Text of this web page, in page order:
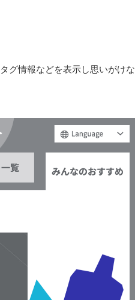
グ情報などを表示し思いがけな